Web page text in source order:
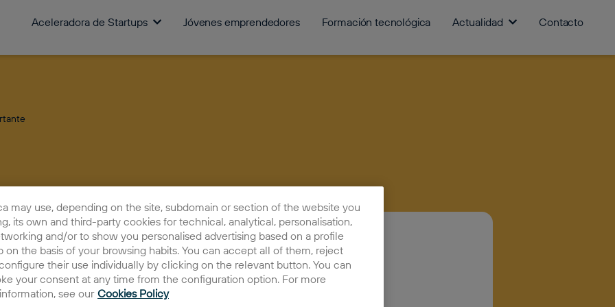
Aceleradora de Startups Jóvenes emprendedores Formación tecnológica Actualidad Contacto
Qué es un exit
may use, depending on the site, subdomain or section of the website you
its own and third-party cookies for technical, analytical, personalisation,
and/or to show you personalised advertising based on a profile
on the basis of your browsing habits. You can accept all of them, reject
their use individually by clicking on the relevant button. You can
your consent at any time from the configuration option. For more
see our Cookies Policy